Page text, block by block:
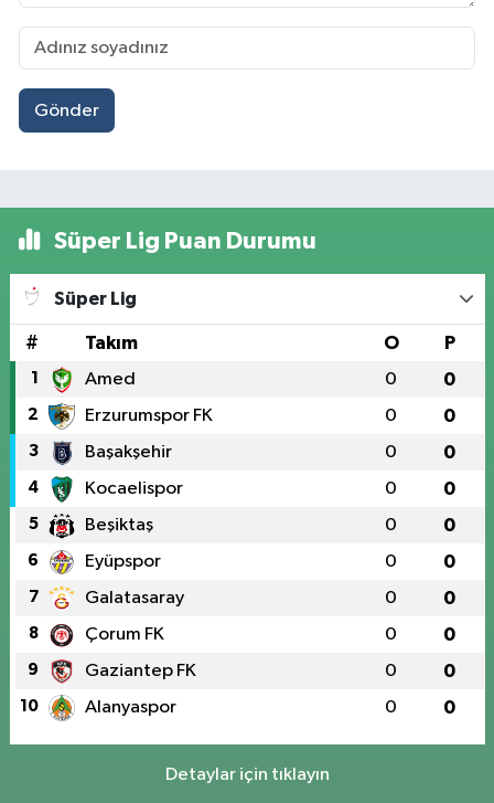
Gönder
Süper Lig Puan Durumu
Süper Lig
# Takım O P
1 Amed 0 0
2 Erzurumspor FK 0 0
3 Başakşehir 0 0
4 Kocaelispor 0 0
5 Beşiktaş 0 0
6 Eyüpspor 0 0
7 Galatasaray 0 0
8 Çorum FK 0 0
9 Gaziantep FK 0 0
10 Alanyaspor 0 0
Detaylar için tıklayın